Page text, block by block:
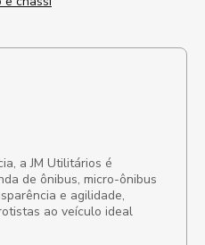
a JM Utilitários é
de ônibus, micro-ônibus
e agilidade,
ao veículo ideal